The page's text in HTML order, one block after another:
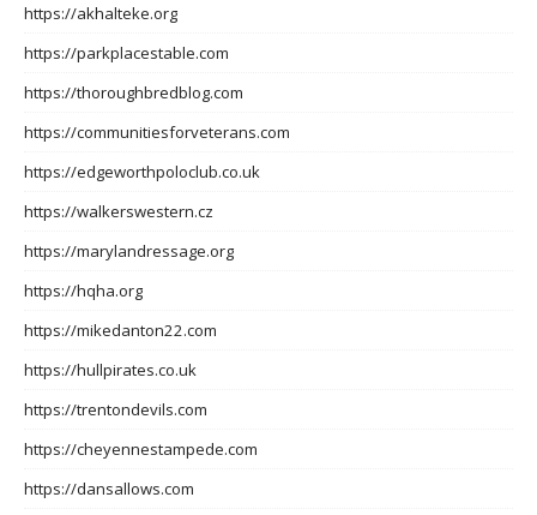
https://akhalteke.org
https://parkplacestable.com
https://thoroughbredblog.com
https://communitiesforveterans.com
https://edgeworthpoloclub.co.uk
https://walkerswestern.cz
https://marylandressage.org
https://hqha.org
https://mikedanton22.com
https://hullpirates.co.uk
https://trentondevils.com
https://cheyennestampede.com
https://dansallows.com